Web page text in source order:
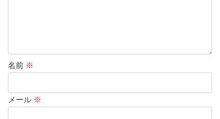
名前 ※
メール ※